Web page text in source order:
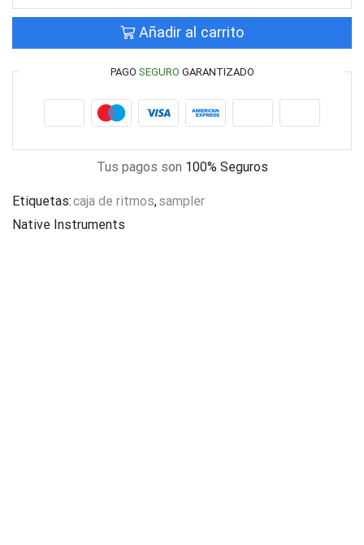
Añadir al carrito
PAGO SEGURO GARANTIZADO
Tus pagos son 100% Seguros
Etiquetas:caja de ritmos,sampler
Native Instruments